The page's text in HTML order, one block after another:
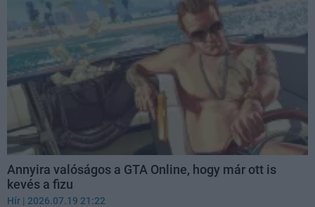
Annyira valóságos a GTA Online, hogy már ott is
kevés a fizu
Hír | 2026.07.19 21:22